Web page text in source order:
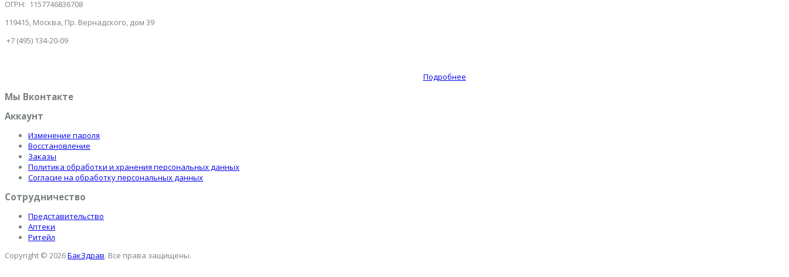
ОГРН: 1157746836708
119415, Москва, Пр. Вернадского, дом 39
+7 (495) 134-20-09
Подробнее
Мы Вконтакте
Аккаунт
Изменение пароля
Восстановление
Заказы
Политика обработки и хранения персональных данных
Согласие на обработку персональных данных
Сотрудничество
Представительство
Аптеки
Ритейл
Copyright © 2026БакЗдрав. Все права защищены.